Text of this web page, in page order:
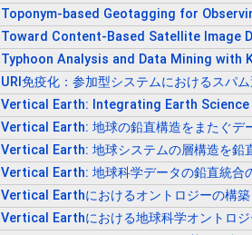
Toponym-based Geotagging for
Toward Content-Based Satellite Image
Typhoon Analysis and Data Mining with
URI免疫化：参加型システムにおけるスパ
Vertical Earth: Integrating Earth
Vertical Earth: 地球の鉛直構造をまたぐデ
Vertical Earth: 地球システムの層構造を鉛
Vertical Earth: 地球科学データの鉛直統合
Vertical Earthにおけるオントロジーの構
Vertical Earthにおける地球科学オントロ